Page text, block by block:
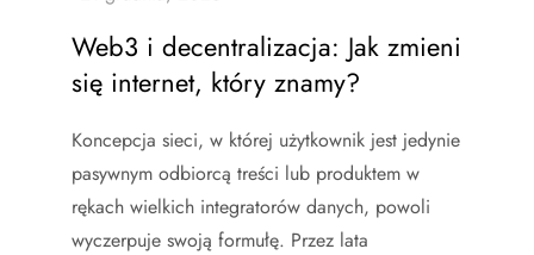
Web3 i decentralizacja: Jak zmieni
się internet, który znamy?
Koncepcja sieci, w której użytkownik jest jedynie
pasywnym odbiorcą treści lub produktem w
rękach wielkich integratorów danych, powoli
wyczerpuje swoją formułę. Przez lata